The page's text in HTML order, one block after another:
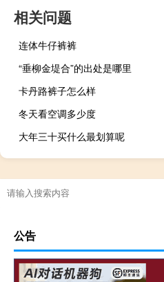
相关问题
连体牛仔裤裤
“垂柳金堤合”的出处是哪里
卡丹路裤子怎么样
冬天看空调多少度
大年三十买什么最划算呢
公告